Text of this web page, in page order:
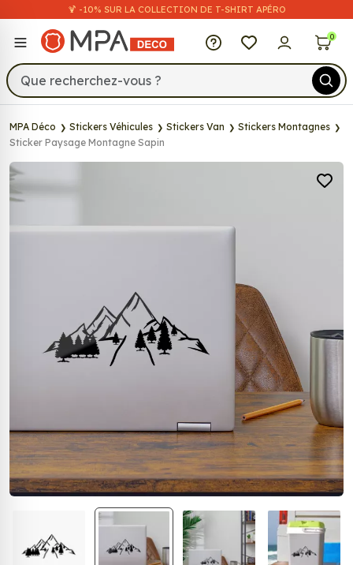
🍹 -10% SUR LA COLLECTION DE T-SHIRT APÉRO
MPA Déco 0
MPA Déco Stickers Véhicules Stickers Van
Stickers Montagnes
Sticker Paysage Montagne Sapin